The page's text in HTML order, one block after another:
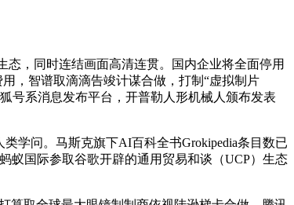
，同时连结画面高清连贯。国内企业将全面停用
，智谱取滴滴告竣计谋合做，打制“虚拟制片
号系消息发布平台，开普勒人形机械人颁布发表
学问。马斯克旗下AI百科全书Grokipedia条目数已
蚁国际参取谷歌开辟的通用贸易和谈（UCP）生态